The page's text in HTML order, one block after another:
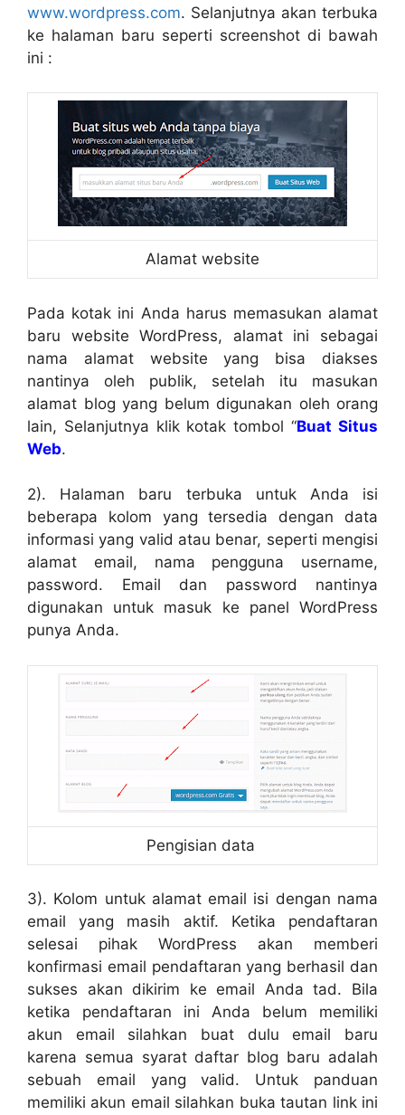
www.wordpress.com. Selanjutnya akan terbuka
ke halaman baru seperti screenshot di bawah
ini :
Alamat website
Pada kotak ini Anda harus memasukan alamat
baru website WordPress, alamat ini sebagai
nama alamat website yang bisa diakses
nantinya oleh publik, setelah itu masukan
alamat blog yang belum digunakan oleh orang
lain, Selanjutnya klik kotak tombol “Buat Situs
Web.
2). Halaman baru terbuka untuk Anda isi
beberapa kolom yang tersedia dengan data
informasi yang valid atau benar, seperti mengisi
alamat email, nama pengguna username,
password. Email dan password nantinya
digunakan untuk masuk ke panel WordPress
punya Anda.
Pengisian data
3). Kolom untuk alamat email isi dengan nama
email yang masih aktif. Ketika pendaftaran
selesai pihak WordPress akan memberi
konfirmasi email pendaftaran yang berhasil dan
sukses akan dikirim ke email Anda tad. Bila
ketika pendaftaran ini Anda belum memiliki
akun email silahkan buat dulu email baru
karena semua syarat daftar blog baru adalah
sebuah email yang valid. Untuk panduan
memiliki akun email silahkan buka tautan link ini